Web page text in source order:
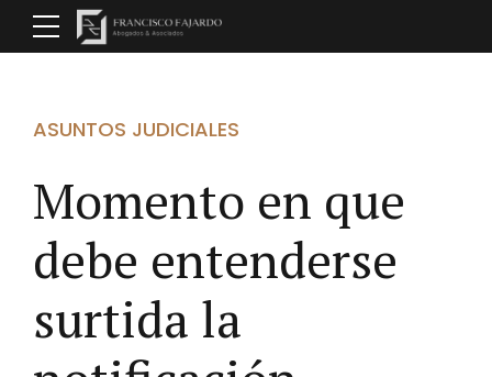
ASUNTOS JUDICIALES
Momento en que
debe entenderse
surtida la